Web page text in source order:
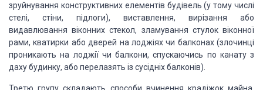
зруйну­вання конструктивних елементів будівель (у тому числі
стелі, стіни, підлоги), виставлення, вирізання або
видавлювання ві­конних стекол, зламування стулок віконної
рами, кватирки або дверей на лоджіях чи балконах (злочинці
проникають на лоджіїчи балкони, спускаючись по канату з
даху будинку, або перела­зять із сусідніх балконів).